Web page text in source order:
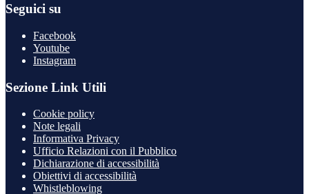
Seguici su
Facebook
Youtube
Instagram
Sezione Link Utili
Cookie policy
Note legali
Informativa Privacy
Ufficio Relazioni con il Pubblico
Dichiarazione di accessibilità
Obiettivi di accessibilità
Whistleblowing